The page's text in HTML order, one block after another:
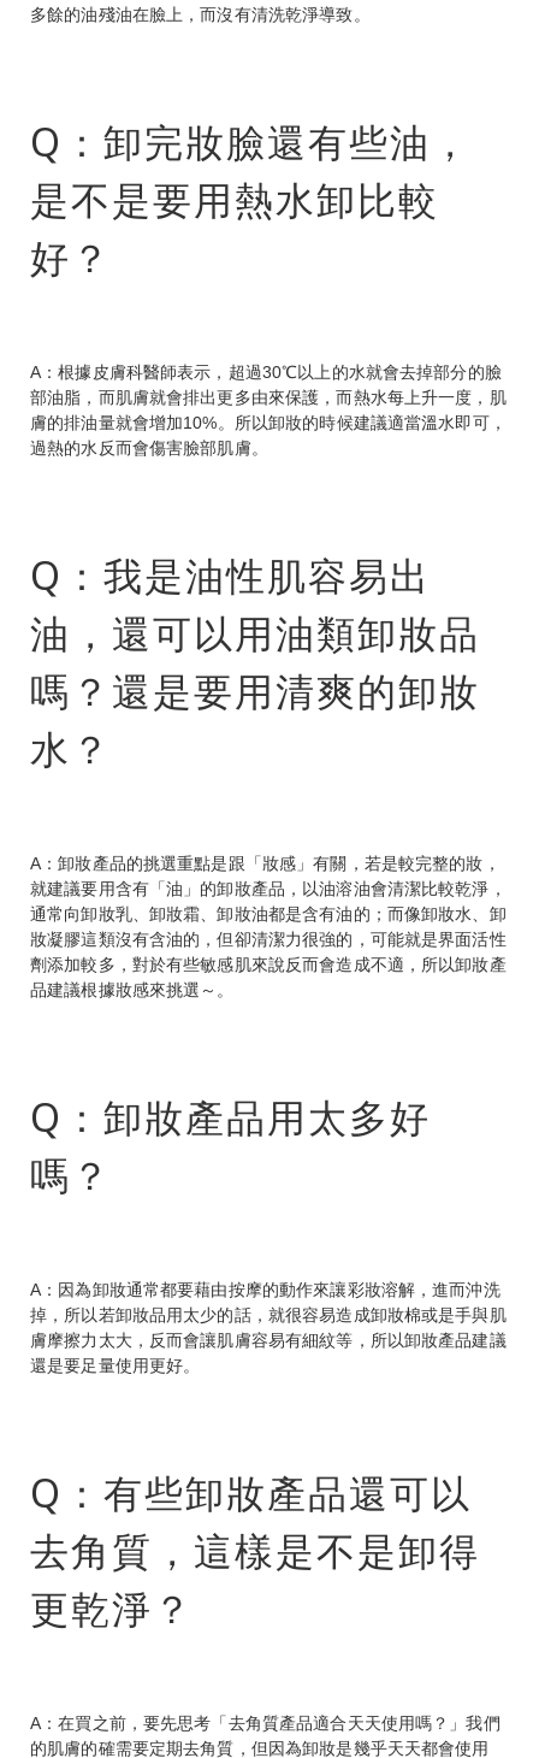
多餘的油殘油在臉上，而沒有清洗乾淨導致。
Q：卸完妝臉還有些油，
是不是要用熱水卸比較
好？
A：根據皮膚科醫師表示，超過30℃以上的水就會去掉部分的臉
部油脂，而肌膚就會排出更多由來保護，而熱水每上升一度，肌
膚的排油量就會增加10%。所以卸妝的時候建議適當溫水即可，
過熱的水反而會傷害臉部肌膚。
Q：我是油性肌容易出
油，還可以用油類卸妝品
嗎？還是要用清爽的卸妝
水？
A：卸妝產品的挑選重點是跟「妝感」有關，若是較完整的妝，
就建議要用含有「油」的卸妝產品，以油溶油會清潔比較乾淨，
通常向卸妝乳、卸妝霜、卸妝油都是含有油的；而像卸妝水、卸
妝凝膠這類沒有含油的，但卻清潔力很強的，可能就是界面活性
劑添加較多，對於有些敏感肌來說反而會造成不適，所以卸妝產
品建議根據妝感來挑選～。
Q：卸妝產品用太多好
嗎？
A：因為卸妝通常都要藉由按摩的動作來讓彩妝溶解，進而沖洗
掉，所以若卸妝品用太少的話，就很容易造成卸妝棉或是手與肌
膚摩擦力太大，反而會讓肌膚容易有細紋等，所以卸妝產品建議
還是要足量使用更好。
Q：有些卸妝產品還可以
去角質，這樣是不是卸得
更乾淨？
A：在買之前，要先思考「去角質產品適合天天使用嗎？」我們
的肌膚的確需要定期去角質，但因為卸妝是幾乎天天都會使用